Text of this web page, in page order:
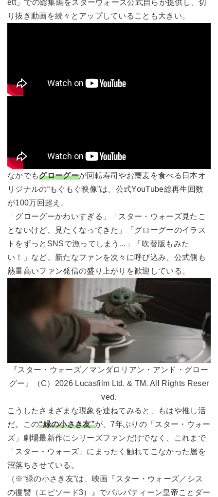
ett」での総集編をスターウォーズ公式自らが提供し、切
り抜き動画を続々とアップしていることも大きい。
なかでもグローグーが回転寿司やお蕎麦を食べる日本オ
リジナルの“もぐもぐ映像”は、公式YouTube総再生回数
が100万回超え。
「グローグーかわいすぎる」「スター・ウォーズ見たこ
とないけど、見たくなってきた」「グローグーのイラス
トをずっとSNSで漁ってしまう...」「吹替版もみた
い！」など、新たなファンを次々に呼び込み、公式側も
熱量高いファン発信の盛り上がりを歓迎している。
『スター・ウォーズ／マンダロリアン・アンド・グロー
グー』（C）2026 Lucasfilm Ltd. & TM. All Rights Reser
ved.
こうしたさまざまな現象を連ねてみると、もはや推し活
だ。この“緑の小さき友”が、7年ぶりの「スター・ウォー
ズ」劇場最新作にシリーズファンだけでなく、これまで
「スター・ウォーズ」にまったく触れてこなかった層を
沼落ちさせている。
（※“緑の小さき友”は、映画『スター・ウォーズ／シス
の復讐（エピソード3）』でパルパティーン皇帝ことダー